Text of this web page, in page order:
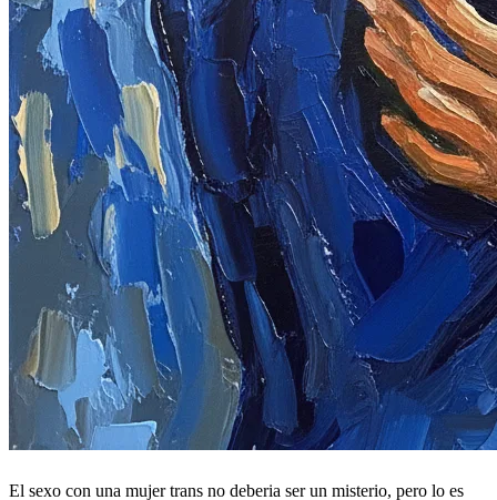
El sexo con una mujer trans no deberia ser un misterio, pero lo es